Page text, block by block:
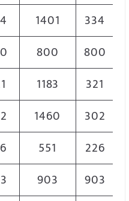
1401
334
800
800
1183
321
1460
302
551
226
903
903